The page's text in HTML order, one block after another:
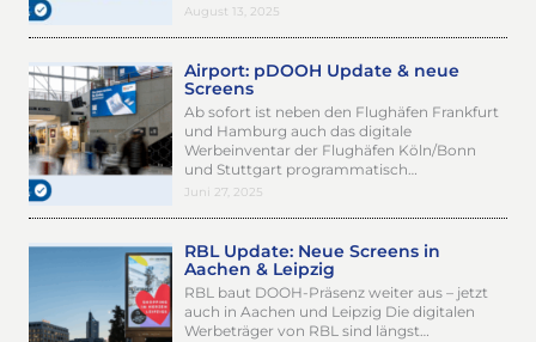
August 13, 2025
Airport: pDOOH Update & neue
Screens
Ab sofort ist neben den Flughäfen Frankfurt
und Hamburg auch das digitale
Werbeinventar der Flughäfen Köln/Bonn
und Stuttgart programmatisch…
Juni 27, 2025
RBL Update: Neue Screens in
Aachen & Leipzig
RBL baut DOOH-Präsenz weiter aus – jetzt
auch in Aachen und Leipzig Die digitalen
Werbeträger von RBL sind längst…